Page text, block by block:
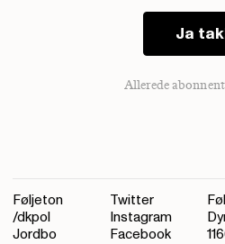
Ja
Allerede
Føljeton
/dkpol
Jordbo
Twitter
Instagram
Facebook